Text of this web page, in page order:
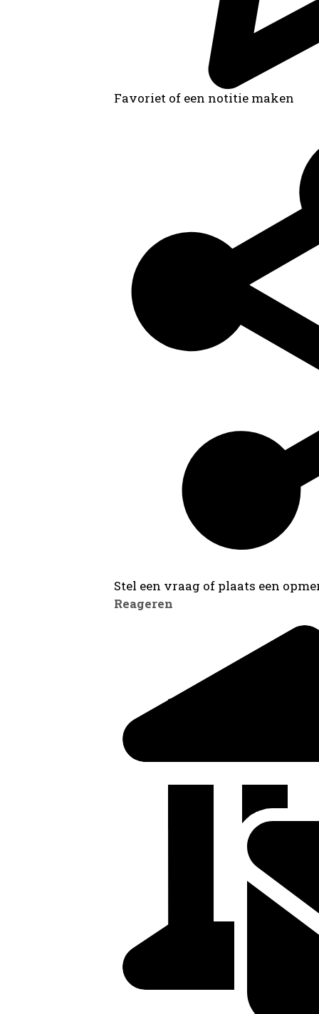
Favoriet of een notitie maken
Stel een vraag of plaats een
Reageren